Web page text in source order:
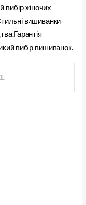
вибір жіночих
вишиванки
вибір вишиванок.